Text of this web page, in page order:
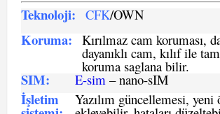
Teknoloji: CFK/OWN
Koruma: Kırılmaz cam koruması,
dayanıklı cam, kılıf ile
koruma saglana bilir.
SIM: E-sim – nano-sIM
İşletim Yazılım güncellemesi,